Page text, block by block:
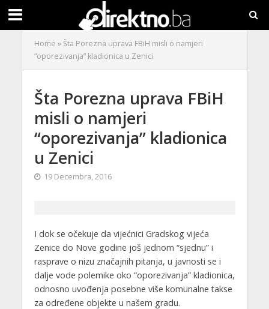
Home »Šta Porezna uprava FBiH misli o namjeri
“oporezivanja” kladionica u Zenici
Šta Porezna uprava FBiH
misli o namjeri
“oporezivanja” kladionica
u Zenici
19 Decembra, 2016
I dok se očekuje da vijećnici Gradskog vijeća
Zenice do Nove godine još jednom “sjednu” i
rasprave o nizu značajnih pitanja, u javnosti se i
dalje vode polemike oko “oporezivanja” kladionica,
odnosno uvođenja posebne više komunalne takse
za određene objekte u našem gradu.